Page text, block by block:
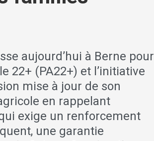
aujourd’hui à Berne pour
22+ (PA22+) et l’initiative
mise à jour de son
en rappelant
exige un renforcement
une garantie